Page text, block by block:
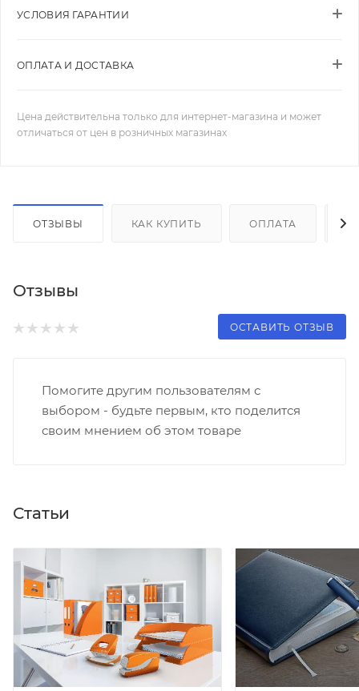
УСЛОВИЯ ГАРАНТИИ
ОПЛАТА И ДОСТАВКА
Цена действительна только для интернет-магазина и может
отличаться от цен в розничных магазинах
ОТЗЫВЫ КАК КУПИТЬ ОПЛАТА
Отзывы
ОСТАВИТЬ ОТЗЫВ
Помогите другим пользователям с
выбором - будьте первым, кто поделится
своим мнением об этом товаре
Статьи